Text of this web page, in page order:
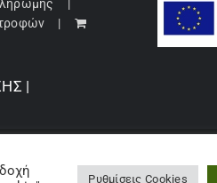
|
|
Ρυθμίσεις Cookies